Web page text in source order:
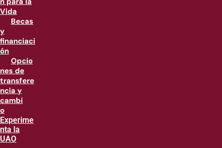
Vida
Becas
y
financiaci
ón
Opcio
nes de
transfere
ncia y
cambi
o
Experime
nta la
UAO